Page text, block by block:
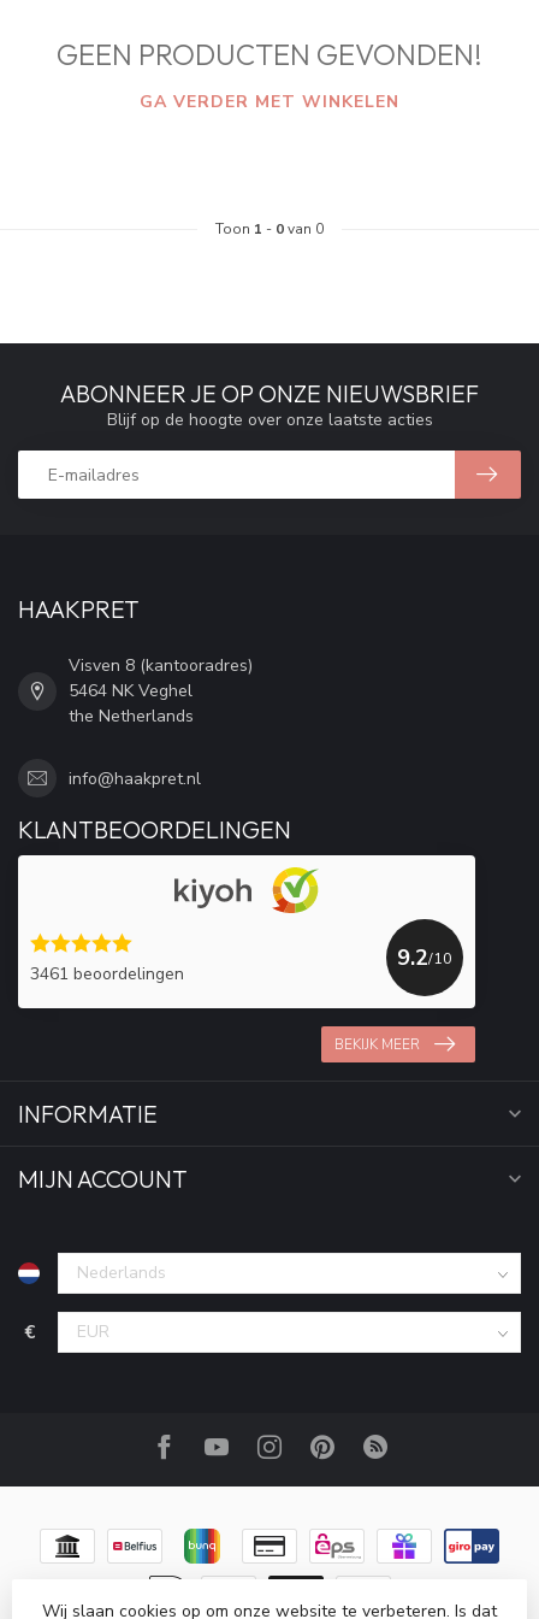
GEEN PRODUCTEN GEVONDEN!
GA VERDER MET WINKELEN
Toon 1 - 0van 0
ABONNEER JE OP ONZE NIEUWSBRIEF
Blijf op de hoogte over onze laatste acties
HAAKPRET
Visven 8 (kantooradres)
5464 NK Veghel
the Netherlands
info@haakpret.nl
KLANTBEOORDELINGEN
3461 beoordelingen
9.2/10
BEKIJK MEER
INFORMATIE
MIJN ACCOUNT
€
Wij slaan cookies op om onze website te verbeteren. Is dat